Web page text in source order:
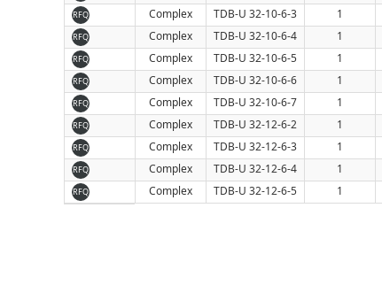
RFQ Complex TDB-U 32-10-6-3 1
RFQ Complex TDB-U 32-10-6-4 1
RFQ Complex TDB-U 32-10-6-5 1
RFQ Complex TDB-U 32-10-6-6 1
RFQ Complex TDB-U 32-10-6-7 1
RFQ Complex TDB-U 32-12-6-2 1
RFQ Complex TDB-U 32-12-6-3 1
RFQ Complex TDB-U 32-12-6-4 1
RFQ Complex TDB-U 32-12-6-5 1